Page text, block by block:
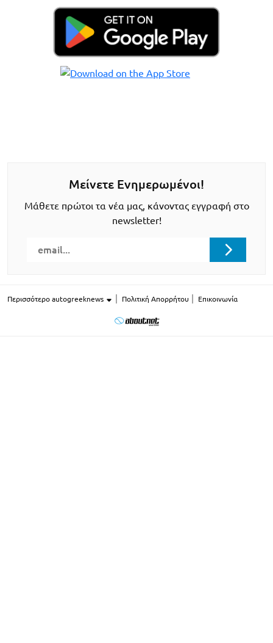
Μείνετε Ενημερωμένοι!
Μάθετε πρώτοι τα νέα μας, κάνοντας εγγραφή στο
newsletter!
Περισσότερο autogreeknews Πολιτική Απορρήτου Επικοινωνία